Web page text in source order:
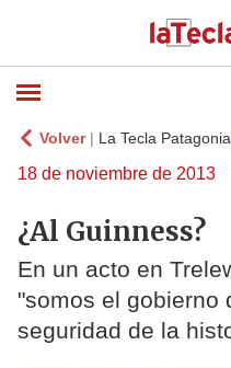
Volver| La Tecla Patagonia
18 de noviembre de 2013
¿Al Guinness?
En un acto en
"somos el gobierno
seguridad de la